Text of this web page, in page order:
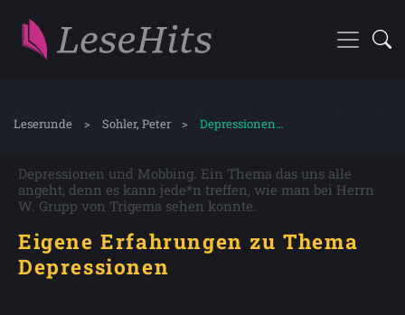
Leserunde Sohler, Peter Depressionen…
Depressionen und Mobbing. Ein Thema das uns alle
angeht, denn es kann jede*n treffen, wie man bei Herrn
W. Grupp von Trigema sehen konnte.
Eigene Erfahrungen zu Thema
Depressionen